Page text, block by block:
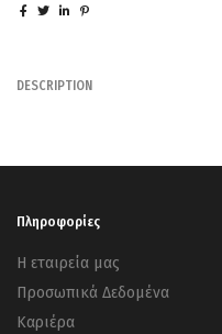
DESCRIPTION
Πληροφορίες
Η εταιρεία μας
Προσωπικά Δεδομένα
Καριέρα